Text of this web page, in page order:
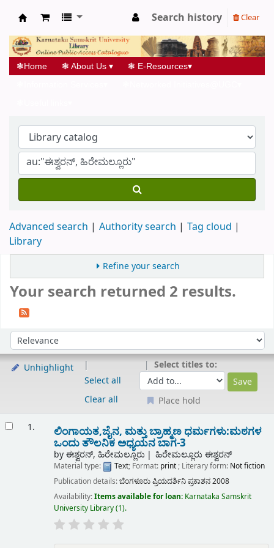
Koha online
Search history Clear
❃Home ❃ About Us ▾ ❃ E-Resources▾
Advanced search Authority search
Tag cloud
Library
Refine your search
Your search returned 2 results.
Sort by:
Unhighlight
Select all
Clear all
Select titles to:
Place hold
1. ಲಿಂಗಾಯತ,ಜೈನ, ಮತ್ತು ಬ್ರಾಹ್ಮಣ ಧರ್ಮಗಳು:ಮಠಗಳ
ಒಂದು ತೌಲನಿಕ ಅಧ್ಯಯನ ಬಾಗ-3
byಈಶ್ವರನ್, ಹಿರೇಮಲ್ಲೂರು ಹಿರೇಮಲ್ಲೂರು ಈಶ್ವರನ್
Material type: Text; Format: print; Literary form: Not fiction
Publication details:ಬೆಂಗಳೂರುಪ್ರಿಯದರ್ಶಿನಿ ಪ್ರಕಾಶನ2008
Availability:Items available for loan: Karnataka Samskrit
University Library(1).